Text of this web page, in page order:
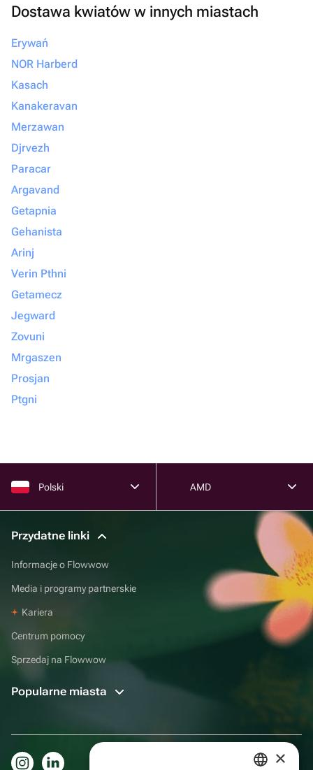
Dostawa kwiatów w innych miastach
Erywań
NOR Harberd
Kasach
Kanakeravan
Merzawan
Djrvezh
Paracar
Argavand
Getapnia
Gehanista
Arinj
Verin Pthni
Getamecz
Jegward
Zovuni
Mrgaszen
Prosjan
Ptgni
Polski AMD
Przydatne linki
Informacje o Flowwow
Media i programy partnerskie
Kariera
Centrum pomocy
Sprzedaj na Flowwow
Popularne miasta
×